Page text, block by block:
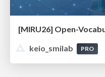
keio_smilab
PRO